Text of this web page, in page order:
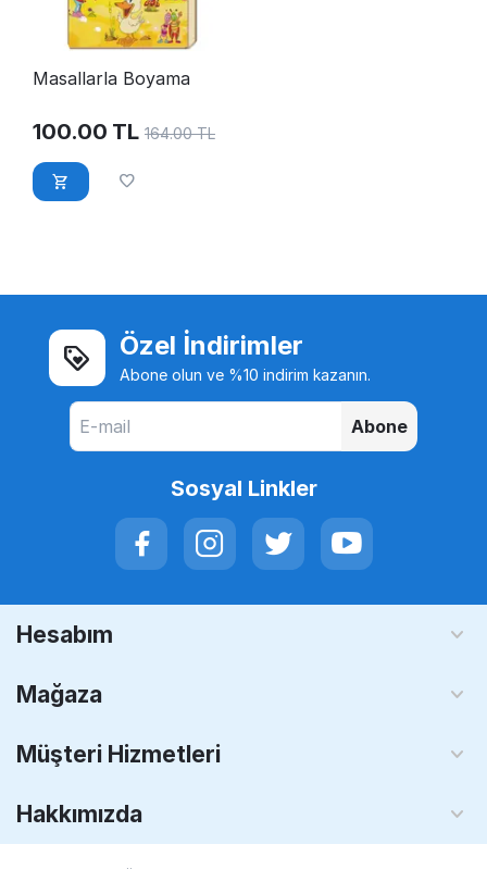
Masallarla Boyama
100.00 TL 164.00 TL
Özel İndirimler
Abone olun ve %10 indirim kazanın.
Abone
Sosyal Linkler
Hesabım
Mağaza
Müşteri Hizmetleri
Hakkımızda